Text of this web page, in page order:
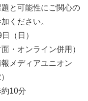
と可能性にご関心の
ください。
（日）
・オンライン併用）
メディアユニオン
10分